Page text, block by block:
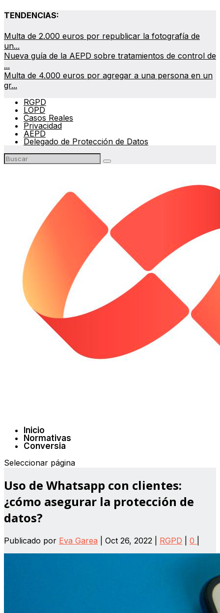
TENDENCIAS:
Multa de 2.000 euros por republicar la fotografía de
un...
Nueva guía de la AEPD sobre tratamientos de control de
...
Multa de 4.000 euros por agregar a una persona en un
gr...
RGPD
LOPD
Casos Reales
Privacidad
AEPD
Delegado de Protección de Datos
Inicio
Normativas
Conversia
Seleccionar página
Uso de Whatsapp con clientes:
¿cómo asegurar la protección de
datos?
Publicado por Eva Garea Oct 26, 2022 RGPD 0